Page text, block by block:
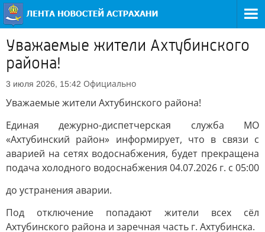
Уважаемые жители Ахтубинского
района!
3 июля 2026, 15:42 Официально
Уважаемые жители Ахтубинского района!
Единая дежурно-диспетчерская служба МО
«Ахтубинский район» информирует, что в связи с
аварией на сетях водоснабжения, будет прекращена
подача холодного водоснабжения 04.07.2026 г. с 05:00
до устранения аварии.
Под отключение попадают жители всех сёл
Ахтубинского района и заречная часть г. Ахтубинска.